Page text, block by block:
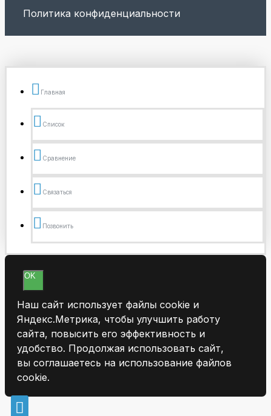
Политика конфиденциальности
Главная
Список
Сравнение
Связаться
Позвонить
OK
Наш сайт использует файлы cookie и
Яндекс.Метрика, чтобы улучшить работу
сайта, повысить его эффективность и
удобство. Продолжая использовать сайт,
вы соглашаетесь на использование файлов
cookie.